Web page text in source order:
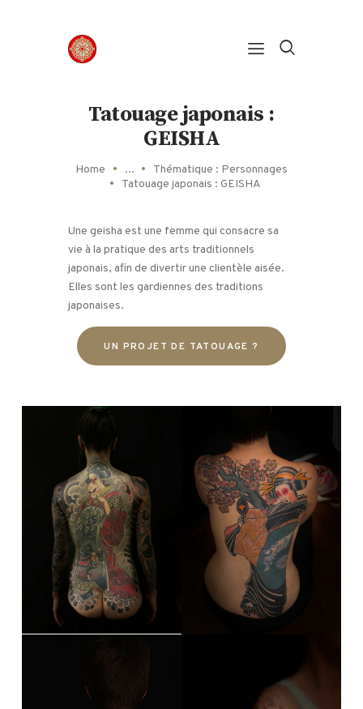
Tatouage japonais :
GEISHA
Home ...
Thématique : Personnages
Tatouage japonais : GEISHA
Une geisha est une femme qui consacre sa
vie à la pratique des arts traditionnels
japonais, afin de divertir une clientèle aisée.
Elles sont les gardiennes des traditions
japonaises.
UN PROJET DE TATOUAGE ?